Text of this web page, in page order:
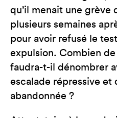
qu’il menait une grève
plusieurs semaines
pour avoir refusé le
expulsion. Combien
faudra-t-il dénombrer
escalade répressive
abandonnée ?